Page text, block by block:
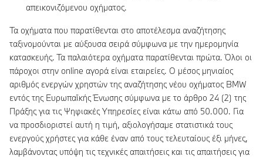
απεικονιζόμενου οχήματος.
Τα οχήματα που παρατίθενται στο αποτέλεσμα αναζήτησης
ταξινομούνται με αύξουσα σειρά σύμφωνα με την ημερομηνία
κατασκευής. Τα παλαιότερα οχήματα παρατίθενται πρώτα. Όλοι οι
πάροχοι στην online αγορά είναι εταιρείες. Ο μέσος μηνιαίος
αριθμός ενεργών χρηστών της αναζήτησης νέου οχήματος BMW
εντός της Ευρωπαϊκής Ένωσης σύμφωνα με το άρθρο 24 (2) της
Πράξης για τις Ψηφιακές Υπηρεσίες είναι κάτω από 50.000. Για
να προσδιοριστεί αυτή η τιμή, αξιολογήσαμε στατιστικά τους
ενεργούς χρήστες για κάθε έναν από τους τελευταίους έξι μήνες,
λαμβάνοντας υπόψη τις τεχνικές απαιτήσεις και τις απαιτήσεις για